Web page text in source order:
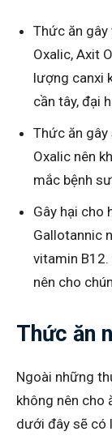
Thức ăn gây
Oxalic, Axit
lượng canxi
cần tây, đại
Thức ăn
Oxalic nên
mắc bệnh
Gây hại cho
Gallotannic
vitamin B12.
nên cho
Thức ăn
Ngoài những
không nên cho
dưới đây sẽ có